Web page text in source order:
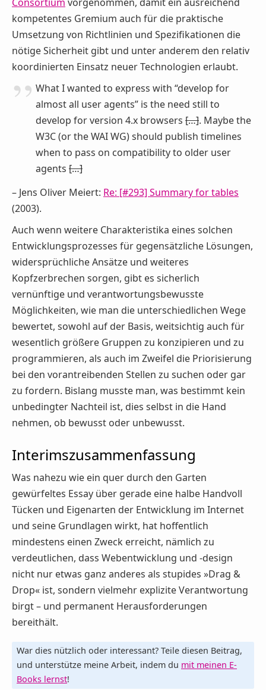
kompetentes Gremium auch für die praktische
Umsetzung von Richtlinien und Spezifikationen die
nötige Sicherheit gibt und unter anderem den relativ
koordinierten Einsatz neuer Technologien erlaubt.
What I wanted to express with “develop for
almost all user agents” is the need still to
develop for version 4.x browsers […]. Maybe the
W3C (or the WAI WG) should publish timelines
when to pass on compatibility to older user
agents […]
– Jens Oliver Meiert: Re: [#293] Summary for tables
(2003).
Auch wenn weitere Charakteristika eines solchen
Entwicklungsprozesses für gegensätzliche Lösungen,
widersprüchliche Ansätze und weiteres
Kopfzerbrechen sorgen, gibt es sicherlich
vernünftige und verantwortungsbewusste
Möglichkeiten, wie man die unterschiedlichen Wege
bewertet, sowohl auf der Basis, weitsichtig auch für
wesentlich größere Gruppen zu konzipieren und zu
programmieren, als auch im Zweifel die Priorisierung
bei den vorantreibenden Stellen zu suchen oder gar
zu fordern. Bislang musste man, was bestimmt kein
unbedingter Nachteil ist, dies selbst in die Hand
nehmen, ob bewusst oder unbewusst.
Interimszusammenfassung
Was nahezu wie ein quer durch den Garten
gewürfeltes Essay über gerade eine halbe Handvoll
Tücken und Eigenarten der Entwicklung im Internet
und seine Grundlagen wirkt, hat hoffentlich
mindestens einen Zweck erreicht, nämlich zu
verdeutlichen, dass Webentwicklung und -design
nicht nur etwas ganz anderes als stupides »Drag &
Drop« ist, sondern vielmehr explizite Verantwortung
birgt – und permanent Herausforderungen
bereithält.
War dies nützlich oder interessant? Teile diesen Beitrag,
und unterstütze meine Arbeit, indem du mit meinen E-
Books lernst!